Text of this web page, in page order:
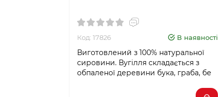
Код: 17826 В наявності
Виготовлений з 100% натуральної
сировини. Вугілля складається з
обпаленої деревини бука, граба, бе